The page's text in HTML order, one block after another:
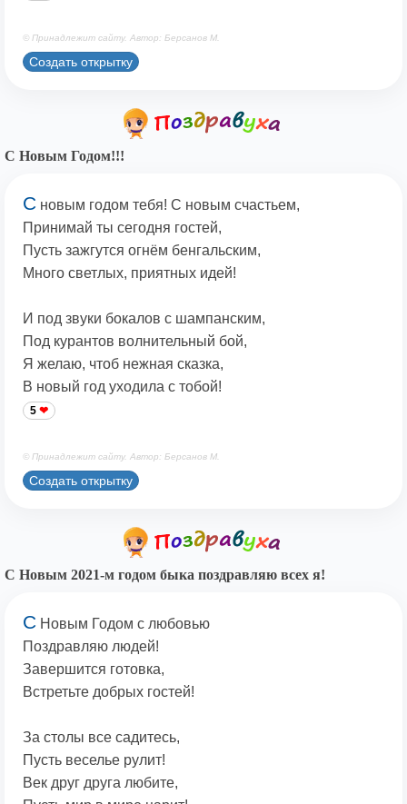
© Принадлежит сайту. Автор: Берсанов М.
Создать открытку
С Новым Годом!!!
С новым годом тебя! С новым счастьем,
Принимай ты сегодня гостей,
Пусть зажгутся огнём бенгальским,
Много светлых, приятных идей!
И под звуки бокалов с шампанским,
Под курантов волнительный бой,
Я желаю, чтоб нежная сказка,
В новый год уходила с тобой!
5
© Принадлежит сайту. Автор: Берсанов М.
Создать открытку
С Новым 2021-м годом быка поздравляю всех я!
С Новым Годом с любовью
Поздравляю людей!
Завершится готовка,
Встретьте добрых гостей!
За столы все садитесь,
Пусть веселье рулит!
Век друг друга любите,